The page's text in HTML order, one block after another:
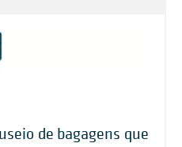
de bagagens que